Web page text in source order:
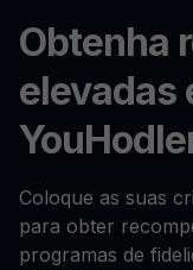
Obtenha
elevadas
Coloque as suas
para obter
programas de